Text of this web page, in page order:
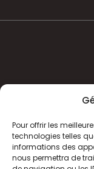
Pour offrir les
technologies telles
informations des
nous permettra de
ACTUALITÉS